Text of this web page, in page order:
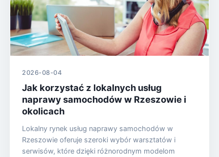
2026-08-04
Jak korzystać z lokalnych usług
naprawy samochodów w Rzeszowie i
okolicach
Lokalny rynek usług naprawy samochodów w
Rzeszowie oferuje szeroki wybór warsztatów i
serwisów, które dzięki różnorodnym modelom